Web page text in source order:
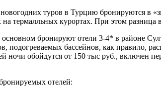
новогодних туров в Турцию бронируются
термалльных курортах. При этом
бронируют отели 3-4* в районе
подогреваемых бассейнов, как правило,
ночи обойдутся от 150 тыс руб., включен
отелей: